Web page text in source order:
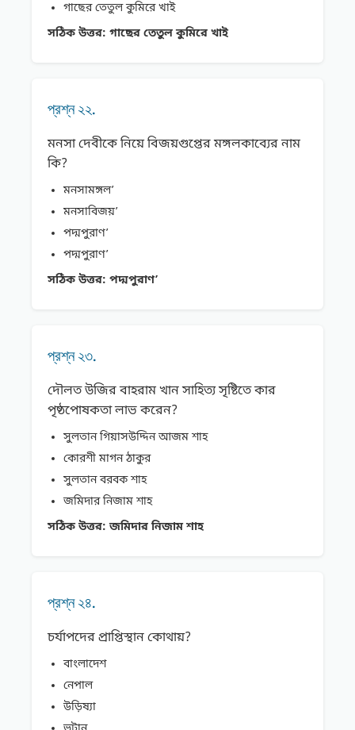
গাছের তেতুল কুমিরে খাই
সঠিক উত্তর: গাছের তেতুল কুমিরে খাই
প্রশ্ন ২২.
মনসা দেবীকে নিয়ে বিজয়গুপ্তের মঙ্গলকাব্যের নাম
কি?
মনসামঙ্গল’
মনসাবিজয়’
পদ্মপুরাণ’
পদ্মপুরাণ’
সঠিক উত্তর: পদ্মপুরাণ’
প্রশ্ন ২৩.
দৌলত উজির বাহরাম খান সাহিত্য সৃষ্টিতে কার
পৃষ্ঠপোষকতা লাভ করেন?
সুলতান গিয়াসউদ্দিন আজম শাহ
কোরশী মাগন ঠাকুর
সুলতান বরবক শাহ
জমিদার নিজাম শাহ
সঠিক উত্তর: জমিদার নিজাম শাহ
প্রশ্ন ২৪.
চর্যাপদের প্রাপ্তিস্থান কোথায়?
বাংলাদেশ
নেপাল
উড়িষ্যা